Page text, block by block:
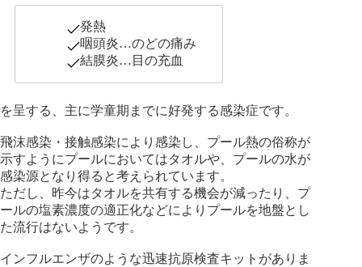
発熱
咽頭炎…のどの痛み
結膜炎…目の充血
を呈する、主に学童期までに好発する感染症です。
飛沫感染・接触感染により感染し、プール熱の俗称が
示すようにプールにおいてはタオルや、プールの水が
感染源となり得ると考えられています。
ただし、昨今はタオルを共有する機会が減ったり、プ
ールの塩素濃度の適正化などによりプールを地盤とし
た流行はないようです。
インフルエンザのような迅速抗原検査キットがありま